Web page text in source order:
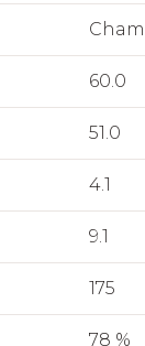
60.0
51.0
4.1
9.1
175
78 %